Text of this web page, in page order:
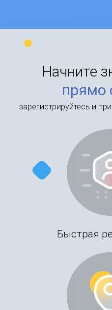
Начните
прямо
зарегистрируйтесь и
Быстрая